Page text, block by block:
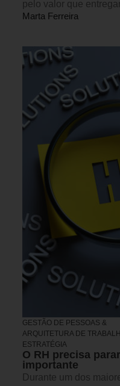
pelo valor que
Marta Ferreira
GESTÃO DE PESSOAS &
ARQUITETURA DE
ESTRATÉGIA
O RH precisa
importante
Durante um dos